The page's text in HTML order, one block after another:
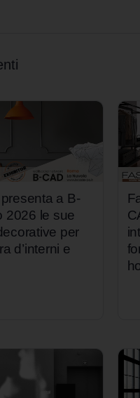
a B-
2026 le sue
per
d’interni e